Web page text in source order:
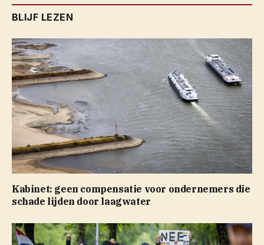
BLIJF LEZEN
Kabinet: geen compensatie voor ondernemers die
schade lijden door laagwater